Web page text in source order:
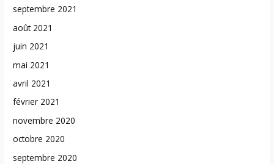
septembre 2021
août 2021
juin 2021
mai 2021
avril 2021
février 2021
novembre 2020
octobre 2020
septembre 2020